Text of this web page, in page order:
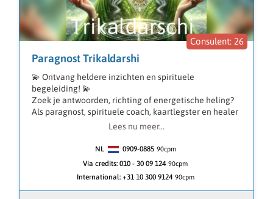
26
Paragnost Trikaldarshi
💫 Ontvang heldere inzichten en spirituele
begeleiding! 💫
Zoek je antwoorden, richting of energetische heling?
Als paragnost, spirituele coach, kaartlegster en healer
sta ik voor je klaar met eerlijke en zuivere
○ Ik stem me af op jouw energie met mijn paranormale
Lees nu meer...
NL 0909-0885 90cpm
Via credits: 010 - 30 09 124 90cpm
International: +31 10 300 9124 90cpm